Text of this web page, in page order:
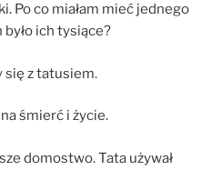
Po co miałam mieć jednego
ich tysiące?
się z tatusiem.
śmierć i życie.
domostwo. Tata używał